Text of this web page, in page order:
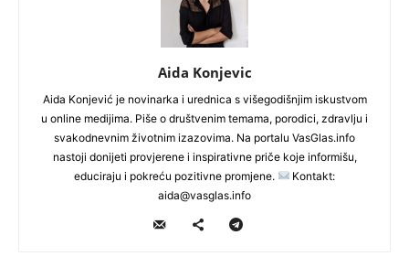
Aida Konjevic
Aida Konjević je novinarka i urednica s višegodišnjim iskustvom
u online medijima. Piše o društvenim temama, porodici, zdravlju i
svakodnevnim životnim izazovima. Na portalu VasGlas.info
nastoji donijeti provjerene i inspirativne priče koje informišu,
educiraju i pokreću pozitivne promjene.
Kontakt:
aida@vasglas.info